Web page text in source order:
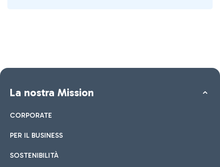
La nostra Mission
CORPORATE
PER IL BUSINESS
SOSTENIBILITÀ